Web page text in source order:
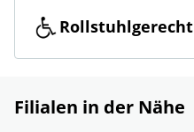
Rollstuhlgerecht
Filialen in der Nähe